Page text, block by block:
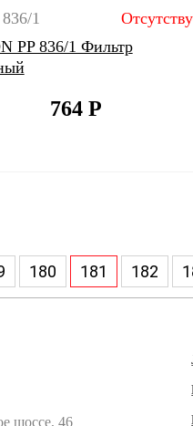
1
PP 836/1 Фильтр
764Р
180 181 182
шоссе, 46